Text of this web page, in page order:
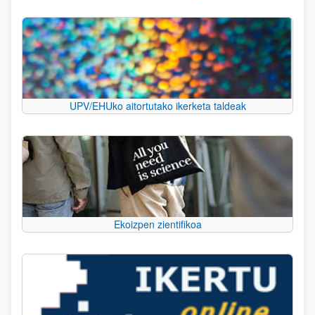
UPV/EHUko aitortutako ikerketa taldeak
Ekoizpen zientifikoa